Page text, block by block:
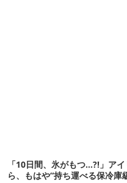
「10日間、氷がもつ…?!」ア
ら、もはや“持ち運べる保冷庫